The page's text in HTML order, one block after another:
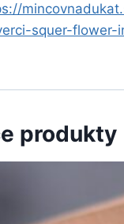
squer-flower-
produkty